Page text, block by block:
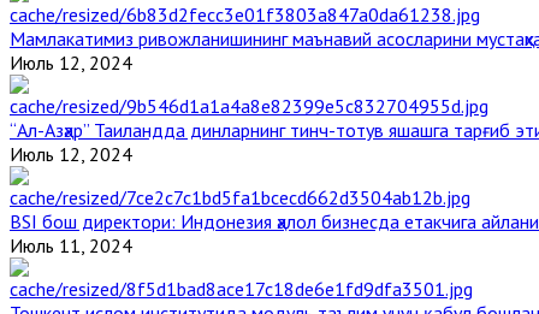
Мамлакатимиз ривожланишининг маънавий асосларини
Июль 12, 2024
“Ал-Азҳар” Таиландда динларнинг тинч-тотув яшашга тарғиб
Июль 12, 2024
BSI бош директори: Индонезия ҳалол бизнесда етакчига
Июль 11, 2024